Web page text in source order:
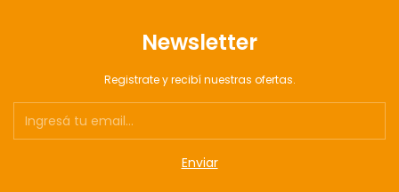
Newsletter
Registrate y recibí nuestras ofertas.